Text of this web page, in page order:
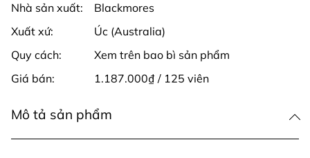
Nhà sản xuất:
Blackmores
Xuất xứ:
Úc (Australia)
Quy cách:
Xem trên bao bì sản phẩm
Giá bán:
1.187.000₫ / 125 viên
Mô tả sản phẩm